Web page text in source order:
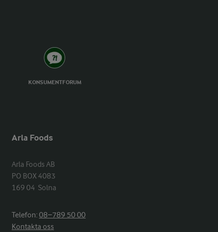
KONSUMENTFORUM
Arla Foods
Arla Foods AB
PO BOX 4083
169 04  Solna
Telefon:08−789 50 00
Kontakta oss